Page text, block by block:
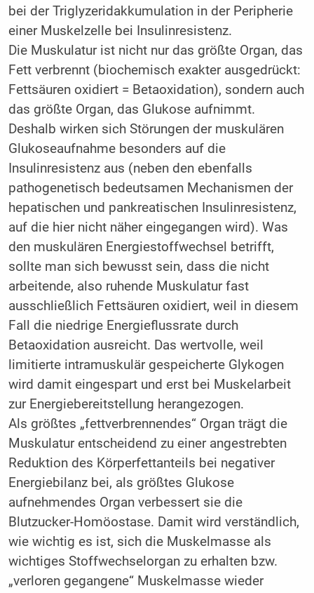
bei der Triglyzeridakkumulation in der Peripherie
einer Muskelzelle bei Insulinresistenz.
Die Muskulatur ist nicht nur das größte Organ, das
Fett verbrennt (biochemisch exakter ausgedrückt:
Fettsäuren oxidiert = Betaoxidation), sondern auch
das größte Organ, das Glukose aufnimmt.
Deshalb wirken sich Störungen der muskulären
Glukoseaufnahme besonders auf die
Insulinresistenz aus (neben den ebenfalls
pathogenetisch bedeutsamen Mechanismen der
hepatischen und pankreatischen Insulinresistenz,
auf die hier nicht näher eingegangen wird). Was
den muskulären Energiestoffwechsel betrifft,
sollte man sich bewusst sein, dass die nicht
arbeitende, also ruhende Muskulatur fast
ausschließlich Fettsäuren oxidiert, weil in diesem
Fall die niedrige Energieflussrate durch
Betaoxidation ausreicht. Das wertvolle, weil
limitierte intramuskulär gespeicherte Glykogen
wird damit eingespart und erst bei Muskelarbeit
zur Energiebereitstellung herangezogen.
Als größtes „fettverbrennendes“ Organ trägt die
Muskulatur entscheidend zu einer angestrebten
Reduktion des Körperfettanteils bei negativer
Energiebilanz bei, als größtes Glukose
aufnehmendes Organ verbessert sie die
Blutzucker-Homöostase. Damit wird verständlich,
wie wichtig es ist, sich die Muskelmasse als
wichtiges Stoffwechselorgan zu erhalten bzw.
„verloren gegangene“ Muskelmasse wieder